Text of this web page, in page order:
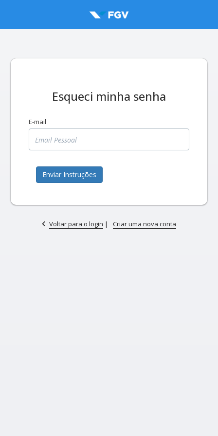
Esqueci minha senha
E-mail
Enviar Instruções
Voltar para o login | Criar uma nova conta